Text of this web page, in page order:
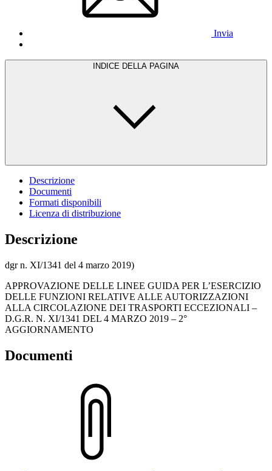
Invia
INDICE DELLA PAGINA
Descrizione
Documenti
Formati disponibili
Licenza di distribuzione
Descrizione
dgr n. XI/1341 del 4 marzo 2019)
APPROVAZIONE DELLE LINEE GUIDA PER L’ESERCIZIO
DELLE FUNZIONI RELATIVE ALLE AUTORIZZAZIONI
ALLA CIRCOLAZIONE DEI TRASPORTI ECCEZIONALI –
D.G.R. N. XI/1341 DEL 4 MARZO 2019 – 2°
AGGIORNAMENTO
Documenti